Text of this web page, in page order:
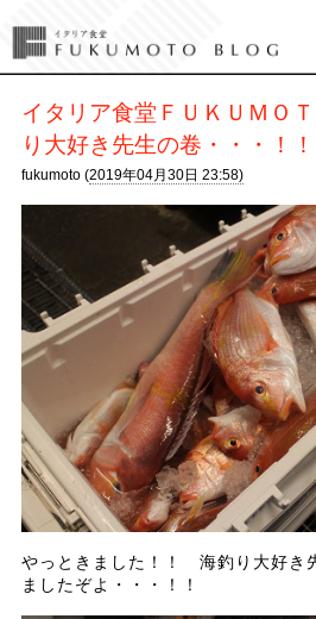
イタリア食堂ＦＵＫＵＭＯ
り大好き先生の卷・・・！！
fukumoto (2019年04月30日 23:58)
やっときました！！ 海釣り大好き
ましたぞよ・・・！！